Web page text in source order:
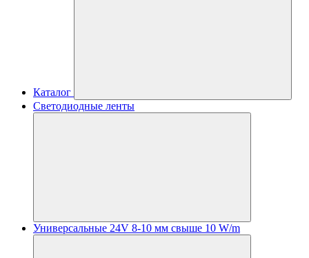
Каталог
Светодиодные ленты
Универсальные 24V 8-10 мм свыше 10 W/m